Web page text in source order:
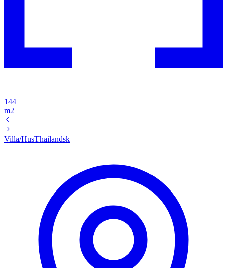
144
m2
Villa/HusThailandsk